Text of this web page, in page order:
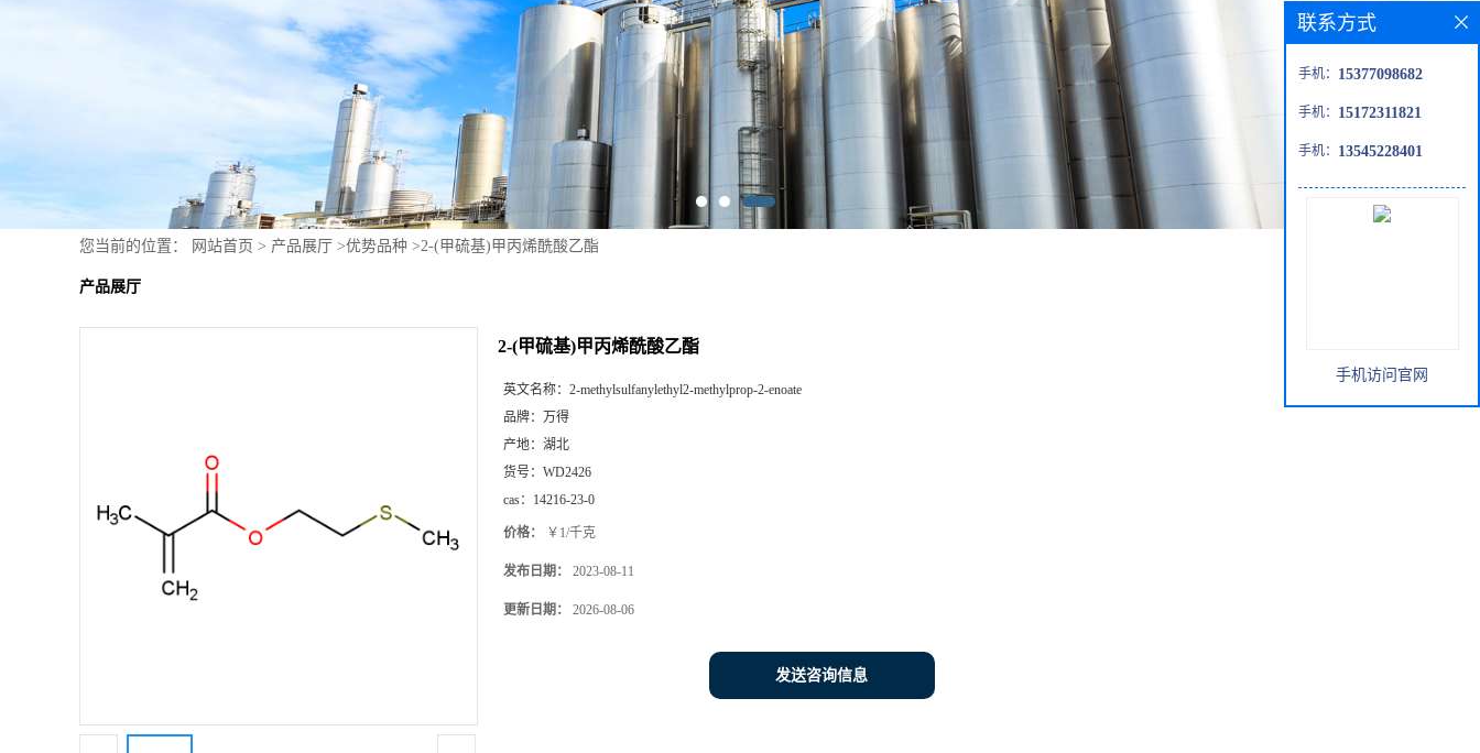
您当前的位置： 网站首页 > 产品展厅 >优势品种 >2-(甲硫基)甲丙烯酰酸乙酯
产品展厅
2-(甲硫基)甲丙烯酰酸乙酯
英文名称： 2-methylsulfanylethyl2-methylprop-2-enoate
品牌： 万得
产地： 湖北
货号： WD2426
cas： 14216-23-0
价格： ￥1/千克
发布日期： 2023-08-11
更新日期： 2026-08-06
发送咨询信息
联系方式
手机： 15377098682
手机： 15172311821
手机： 13545228401
手机访问官网